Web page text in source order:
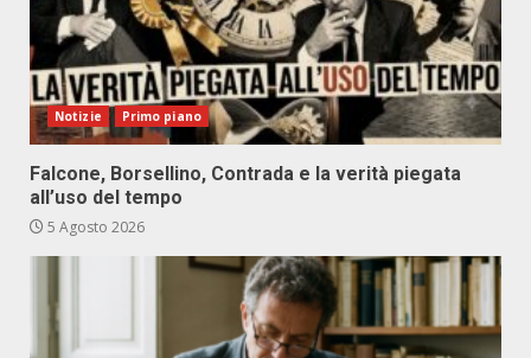
Notizie Primo piano
Falcone, Borsellino, Contrada e la verità piegata
all’uso del tempo
5 Agosto 2026